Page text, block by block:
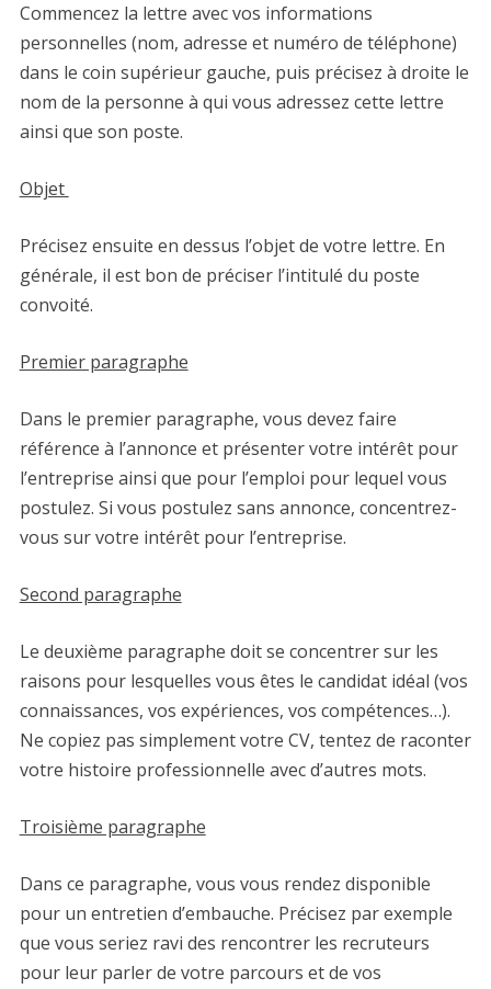
Commencez la lettre avec vos informations
personnelles (nom, adresse et numéro de téléphone)
dans le coin supérieur gauche, puis précisez à droite le
nom de la personne à qui vous adressez cette lettre
ainsi que son poste.
Objet
Précisez ensuite en dessus l’objet de votre lettre. En
générale, il est bon de préciser l’intitulé du poste
convoité.
Premier paragraphe
Dans le premier paragraphe, vous devez faire
référence à l’annonce et présenter votre intérêt pour
l’entreprise ainsi que pour l’emploi pour lequel vous
postulez. Si vous postulez sans annonce, concentrez-
vous sur votre intérêt pour l’entreprise.
Second paragraphe
Le deuxième paragraphe doit se concentrer sur les
raisons pour lesquelles vous êtes le candidat idéal (vos
connaissances, vos expériences, vos compétences…).
Ne copiez pas simplement votre CV, tentez de raconter
votre histoire professionnelle avec d’autres mots.
Troisième paragraphe
Dans ce paragraphe, vous vous rendez disponible
pour un entretien d’embauche. Précisez par exemple
que vous seriez ravi des rencontrer les recruteurs
pour leur parler de votre parcours et de vos